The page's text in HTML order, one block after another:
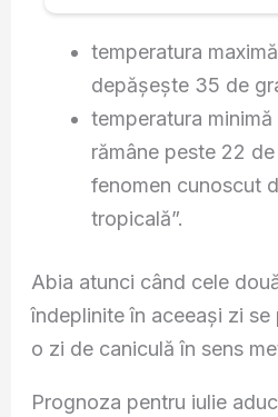
temperatura
depășește 35 de
temperatura
rămâne peste 22
fenomen cunoscut
tropicală”.
Abia atunci când cele
îndeplinite în aceeași zi
o zi de caniculă în sens
Prognoza pentru iulie